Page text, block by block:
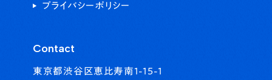
プライバシーポリシー
Contact
東京都渋谷区恵比寿南1-15-1